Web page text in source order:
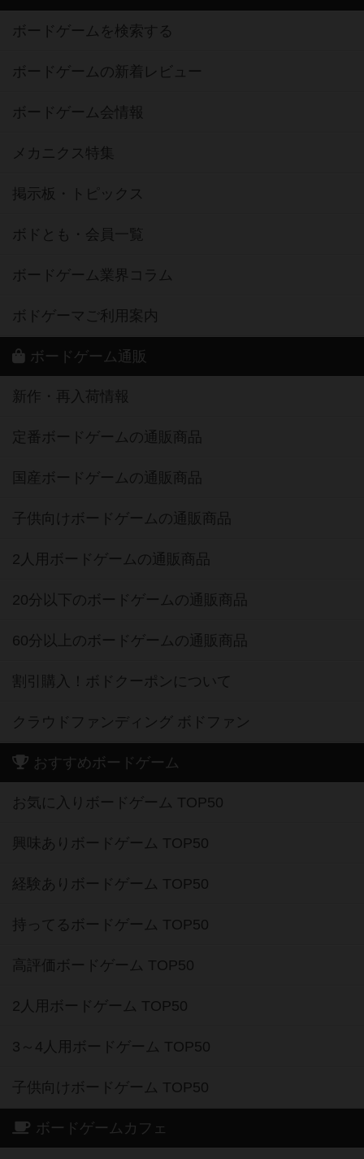
ボードゲームを検索する
ボードゲームの新着レビュー
ボードゲーム会情報
メカニクス特集
掲示板・トピックス
ボドとも・会員一覧
ボードゲーム業界コラム
ボドゲーマご利用案内
ボードゲーム通販
新作・再入荷情報
定番ボードゲームの通販商品
国産ボードゲームの通販商品
子供向けボードゲームの通販商品
2人用ボードゲームの通販商品
20分以下のボードゲームの通販商品
60分以上のボードゲームの通販商品
割引購入！ボドクーポンについて
クラウドファンディング ボドファン
おすすめボードゲーム
お気に入りボードゲーム TOP50
興味ありボードゲーム TOP50
経験ありボードゲーム TOP50
持ってるボードゲーム TOP50
高評価ボードゲーム TOP50
2人用ボードゲーム TOP50
3～4人用ボードゲーム TOP50
子供向けボードゲーム TOP50
ボードゲームカフェ